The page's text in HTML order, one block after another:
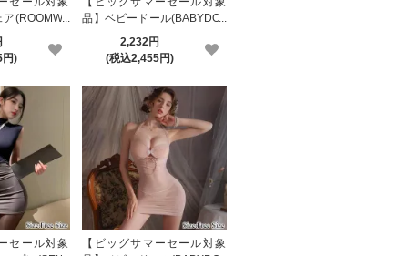
(ROOMWE
円)
品】ベビードール(BABYDOL
2,232円
(税込2,455円)
セール対象
【ビッグサマーセール対象